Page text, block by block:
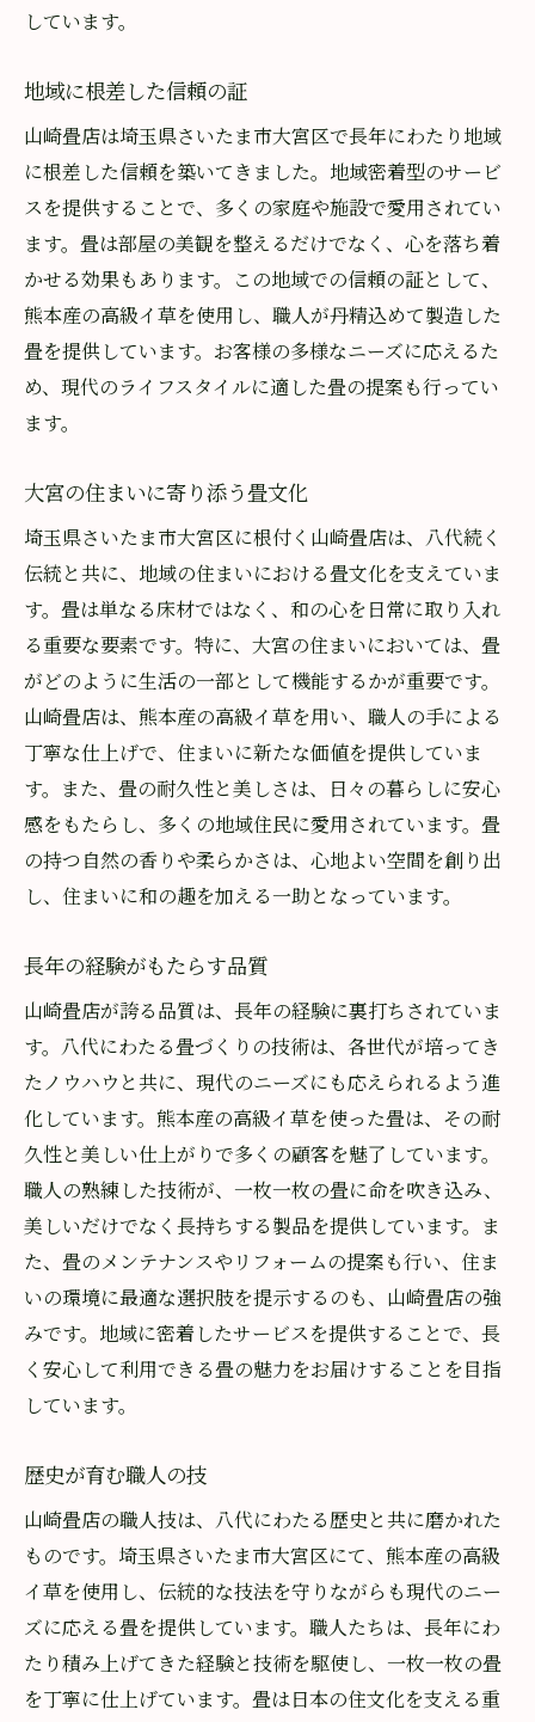
迅速な対応と丁寧な作業
地元密着の小回りの良さ
お客様との長期的な関係構築
山崎畳店の職人技が生み出す耐久性と美しさ
経験豊富な職人たちの技
細部にこだわる手仕事の魅力
一枚一枚に込められた想い
長く使える畳の秘密
職人技が支える快適空間
歴史に培われた信頼感
時代に合わせたサービス提供
現代のライフスタイルへの対応
伝統を守りつつ進化する技術
新素材の導入とその効果
未来を見据えた取り組み
熊本産畳の証明書付き高品質を大宮で体感
証明書が示す安心感
高品質の基準と選び方
信頼の熊本産イ草を選ぶ理由
証明書付き畳のメリット
大宮で感じる本物の品質
大宮の暮らしを彩る山崎畳店のこだわり
生活に溶け込むデザイン
空間に合わせた畳選び
和の趣を残しつつ新しい提案
色や素材で魅せる個性
暮らしを豊かにする畳の活用法
山崎畳店が目指す心地よさ
歴史を紡ぐ山崎畳店が提供する新しい生活提案
新しいライフスタイルへの提案
畳を活用したインテリアの工夫
現代の家庭に合った畳の利用法
山崎畳店の未来への挑戦
伝統を大切にしつつ生まれる革新
しています。
地域に根差した信頼の証
山崎畳店は埼玉県さいたま市大宮区で長年にわたり地域
に根差した信頼を築いてきました。地域密着型のサービ
スを提供することで、多くの家庭や施設で愛用されてい
ます。畳は部屋の美観を整えるだけでなく、心を落ち着
かせる効果もあります。この地域での信頼の証として、
熊本産の高級イ草を使用し、職人が丹精込めて製造した
畳を提供しています。お客様の多様なニーズに応えるた
め、現代のライフスタイルに適した畳の提案も行ってい
ます。
大宮の住まいに寄り添う畳文化
埼玉県さいたま市大宮区に根付く山崎畳店は、八代続く
伝統と共に、地域の住まいにおける畳文化を支えていま
す。畳は単なる床材ではなく、和の心を日常に取り入れ
る重要な要素です。特に、大宮の住まいにおいては、畳
がどのように生活の一部として機能するかが重要です。
山崎畳店は、熊本産の高級イ草を用い、職人の手による
丁寧な仕上げで、住まいに新たな価値を提供していま
す。また、畳の耐久性と美しさは、日々の暮らしに安心
感をもたらし、多くの地域住民に愛用されています。畳
の持つ自然の香りや柔らかさは、心地よい空間を創り出
し、住まいに和の趣を加える一助となっています。
長年の経験がもたらす品質
山崎畳店が誇る品質は、長年の経験に裏打ちされていま
す。八代にわたる畳づくりの技術は、各世代が培ってき
たノウハウと共に、現代のニーズにも応えられるよう進
化しています。熊本産の高級イ草を使った畳は、その耐
久性と美しい仕上がりで多くの顧客を魅了しています。
職人の熟練した技術が、一枚一枚の畳に命を吹き込み、
美しいだけでなく長持ちする製品を提供しています。ま
た、畳のメンテナンスやリフォームの提案も行い、住ま
いの環境に最適な選択肢を提示するのも、山崎畳店の強
みです。地域に密着したサービスを提供することで、長
く安心して利用できる畳の魅力をお届けすることを目指
しています。
歴史が育む職人の技
山崎畳店の職人技は、八代にわたる歴史と共に磨かれた
ものです。埼玉県さいたま市大宮区にて、熊本産の高級
イ草を使用し、伝統的な技法を守りながらも現代のニー
ズに応える畳を提供しています。職人たちは、長年にわ
たり積み上げてきた経験と技術を駆使し、一枚一枚の畳
を丁寧に仕上げています。畳は日本の住文化を支える重